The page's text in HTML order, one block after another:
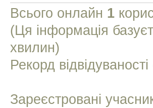
Всього онлайн 1
(Ця інформація
хвилин)
Рекорд відвідуваності
Зареєстровані